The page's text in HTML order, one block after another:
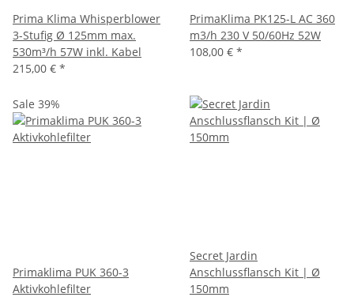
Prima Klima Whisperblower
3-Stufig Ø 125mm max.
530m³/h 57W inkl. Kabel
215,00 € *
PrimaKlima PK125-L AC 360
m3/h 230 V 50/60Hz 52W
108,00 € *
Sale 39%
Primaklima PUK 360-3
Aktivkohlefilter
Secret Jardin
Anschlussflansch Kit | Ø
150mm